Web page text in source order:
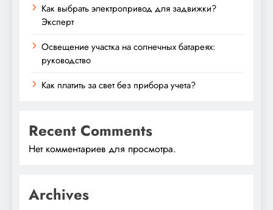
Как выбрать электропривод для задвижки?
Эксперт
Освещение участка на солнечных батареях:
руководство
Как платить за свет без прибора учета?
Recent Comments
Нет комментариев для просмотра.
Archives